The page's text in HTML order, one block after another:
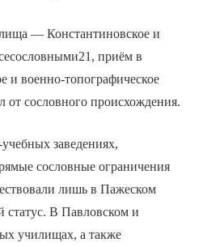
— Константиновское и
приём в
и военно-топографическое
от сословного происхождения.
заведениях,
сословные ограничения
лишь в Пажеском
статус. В Павловском и
училищах, а также